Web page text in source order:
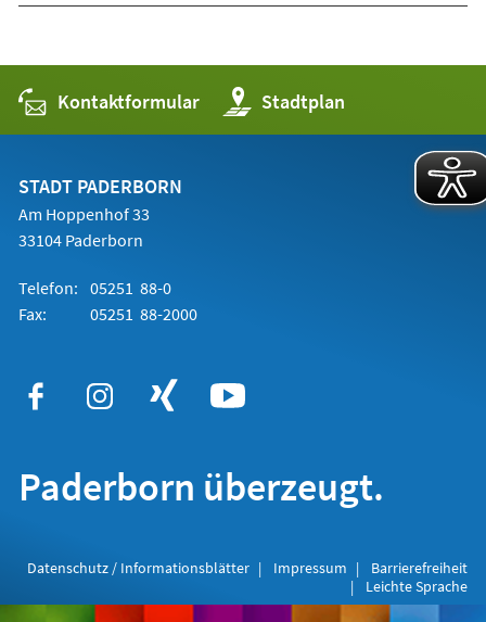
Kontaktformular Stadtplan
(Öffnet
in
einem
STADT PADERBORN
Am Hoppenhof 33
33104 Paderborn
Telefon: 05251 88-0
Fax:
05251 88-2000
Paderborn überzeugt.
Datenschutz / Informationsblätter Impressum
Barrierefreiheit
Leichte Sprache